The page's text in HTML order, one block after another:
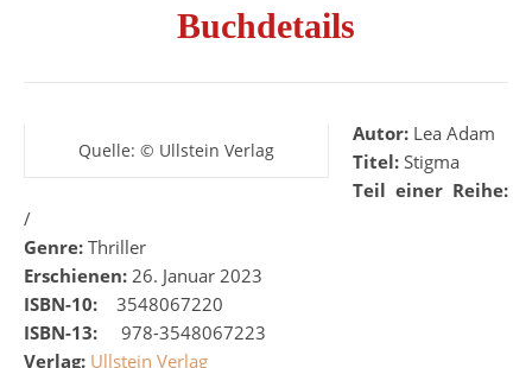
Buchdetails
Quelle: © Ullstein Verlag
Autor: Lea Adam
Titel: Stigma
Teil einer Reihe:
/
Genre: Thriller
Erschienen: 26. Januar 2023
ISBN-10:
3548067220
ISBN-13:
978-3548067223
Verlag: Ullstein Verlag